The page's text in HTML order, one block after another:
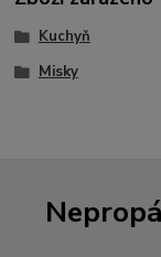
Kuchyň
Misky